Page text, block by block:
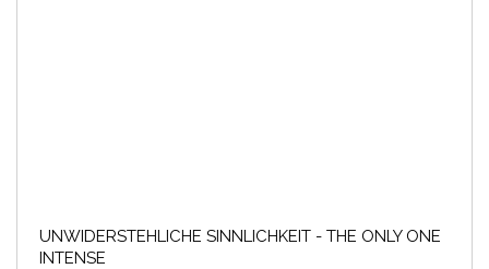
UNWIDERSTEHLICHE SINNLICHKEIT - THE ONLY ONE
INTENSE